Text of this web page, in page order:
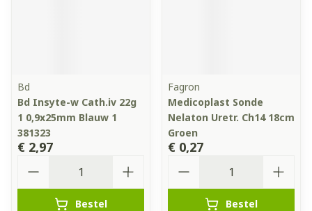
Bd
Bd Insyte-w Cath.iv 22g
1 0,9x25mm Blauw 1
381323
€ 2,97
Bestel
Fagron
Medicoplast Sonde
Nelaton Uretr. Ch14 18cm
Groen
€ 0,27
Bestel